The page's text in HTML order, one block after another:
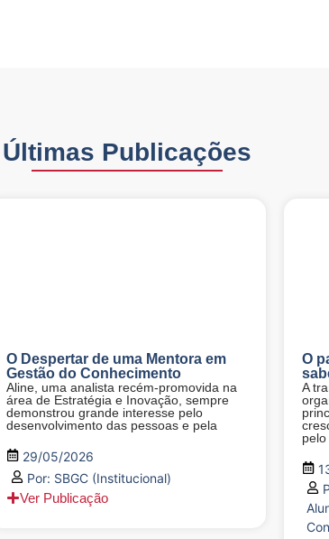
Últimas Publicações
O Despertar de uma Mentora em
Gestão do Conhecimento
Aline, uma analista recém-promovida na
área de Estratégia e Inovação, sempre
demonstrou grande interesse pelo
desenvolvimento das pessoas e pela
29/05/2026
Por: SBGC (Institucional)
Ver Publicação
O
A